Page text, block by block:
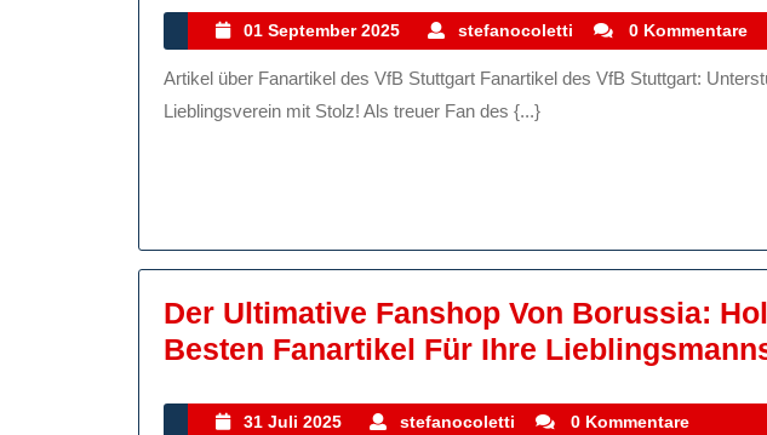
VfB
Stuttgart:
Unterstützen
Mit
01 September 2025
01
September
2025
stefanocoletti stefanocoletti
0 Kommentare
Artikel über Fanartikel des VfB Stuttgart Fanartikel des VfB Stuttgart: Unterstützen Sie Ihren
Lieblingsverein mit Stolz! Als treuer Fan des {...}
Der Ultimative Fanshop Von Borussia:
Besten Fanartikel Für Ihre
31 Juli 2025
31
stefanocoletti stefanocoletti
0 Kommentare